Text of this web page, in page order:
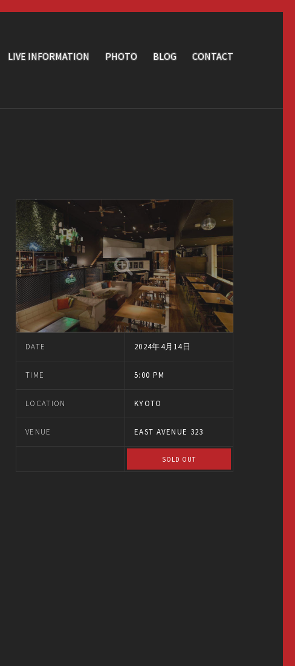
LIVE INFORMATION PHOTO BLOG CONTACT
DATE 2024年4月14日
TIME 5:00 PM
LOCATION KYOTO
VENUE EAST AVENUE 323
SOLD OUT